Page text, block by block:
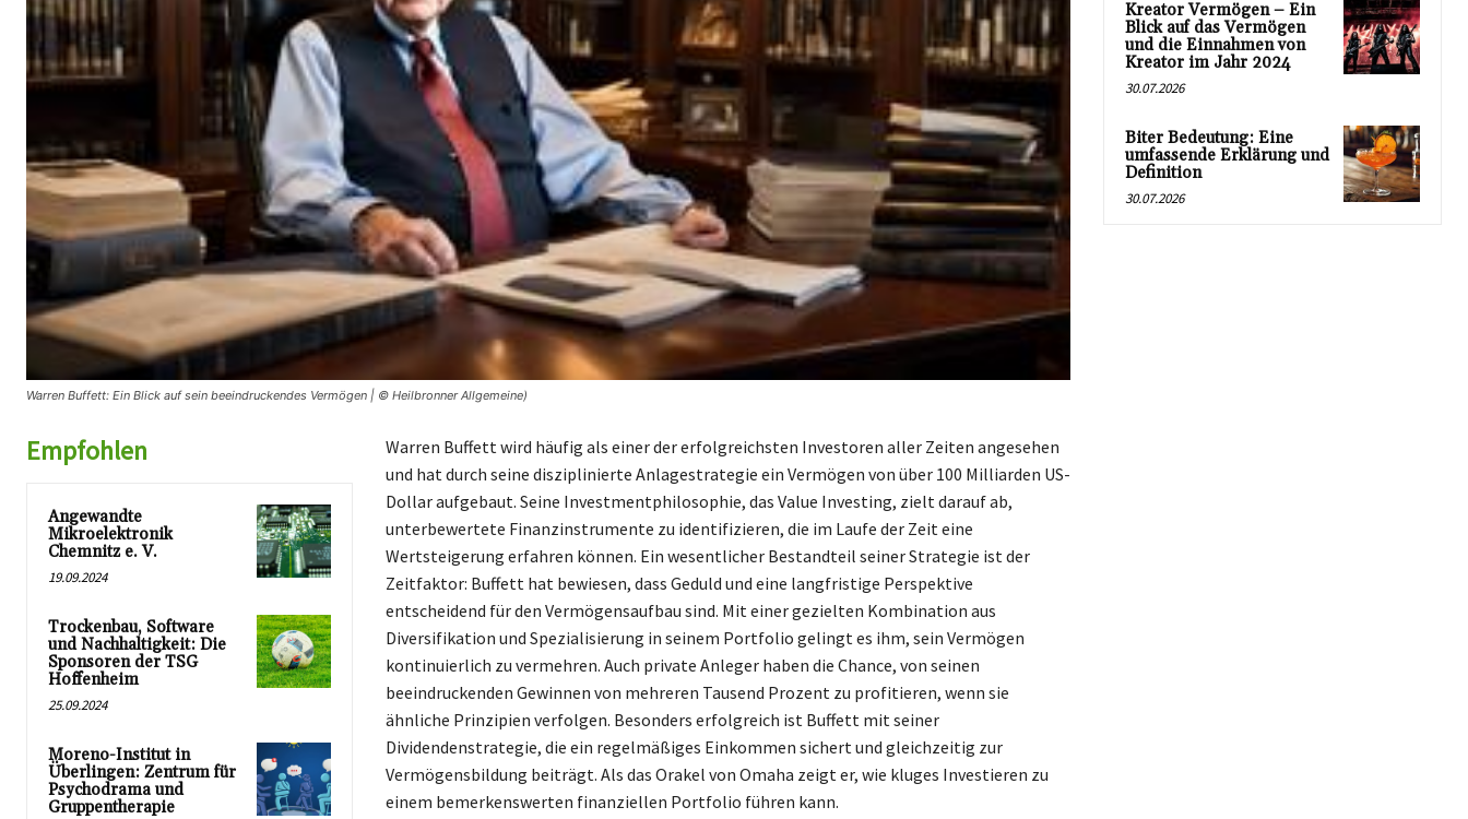
Warren Buffett: Ein Blick auf sein beeindruckendes Vermögen | © Heilbronner Allgemeine)
Empfohlen
Angewandte
Mikroelektronik
Chemnitz e. V.
19.09.2024
Trockenbau, Software
und Nachhaltigkeit: Die
Sponsoren der TSG
Hoffenheim
25.09.2024
Moreno-Institut in
Überlingen: Zentrum für
Psychodrama und
Gruppentherapie
Warren Buffett wird häufig als einer der erfolgreichsten Investoren aller Zeiten angesehen
und hat durch seine disziplinierte Anlagestrategie ein Vermögen von über 100 Milliarden US-
Dollar aufgebaut. Seine Investmentphilosophie, das Value Investing, zielt darauf ab,
unterbewertete Finanzinstrumente zu identifizieren, die im Laufe der Zeit eine
Wertsteigerung erfahren können. Ein wesentlicher Bestandteil seiner Strategie ist der
Zeitfaktor: Buffett hat bewiesen, dass Geduld und eine langfristige Perspektive
entscheidend für den Vermögensaufbau sind. Mit einer gezielten Kombination aus
Diversifikation und Spezialisierung in seinem Portfolio gelingt es ihm, sein Vermögen
kontinuierlich zu vermehren. Auch private Anleger haben die Chance, von seinen
beeindruckenden Gewinnen von mehreren Tausend Prozent zu profitieren, wenn sie
ähnliche Prinzipien verfolgen. Besonders erfolgreich ist Buffett mit seiner
Dividendenstrategie, die ein regelmäßiges Einkommen sichert und gleichzeitig zur
Vermögensbildung beiträgt. Als das Orakel von Omaha zeigt er, wie kluges Investieren zu
einem bemerkenswerten finanziellen Portfolio führen kann.
Kreator Vermögen – Ein
Blick auf das Vermögen
und die Einnahmen von
Kreator im Jahr 2024
30.07.2026
Biter Bedeutung: Eine
umfassende Erklärung und
Definition
30.07.2026